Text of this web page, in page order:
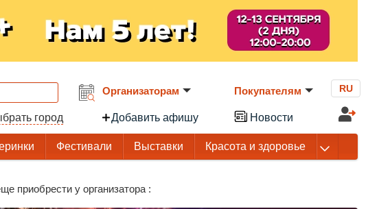
город
Организаторам
Добавить афишу
Покупателям
Новости
RU
Фестивали Выставки Красота и здоровье
приобрести у организатора :